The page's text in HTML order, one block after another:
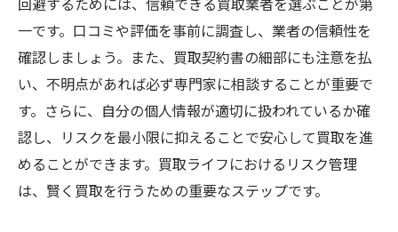
一です。口コミや評価を事前に調査し、業者の信頼性を
確認しましょう。また、買取契約書の細部にも注意を払
い、不明点があれば必ず専門家に相談することが重要で
す。さらに、自分の個人情報が適切に扱われているか確
認し、リスクを最小限に抑えることで安心して買取を進
めることができます。買取ライフにおけるリスク管理
は、賢く買取を行うための重要なステップです。